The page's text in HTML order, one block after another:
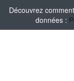
Découvrez
données :